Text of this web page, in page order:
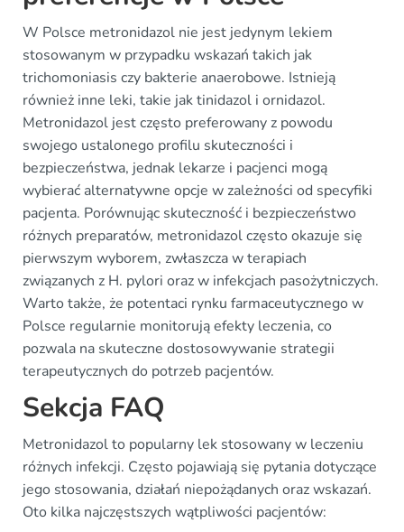
W Polsce metronidazol nie jest jedynym lekiem
stosowanym w przypadku wskazań takich jak
trichomoniasis czy bakterie anaerobowe. Istnieją
również inne leki, takie jak tinidazol i ornidazol.
Metronidazol jest często preferowany z powodu
swojego ustalonego profilu skuteczności i
bezpieczeństwa, jednak lekarze i pacjenci mogą
wybierać alternatywne opcje w zależności od specyfiki
pacjenta. Porównując skuteczność i bezpieczeństwo
różnych preparatów, metronidazol często okazuje się
pierwszym wyborem, zwłaszcza w terapiach
związanych z H. pylori oraz w infekcjach pasożytniczych.
Warto także, że potentaci rynku farmaceutycznego w
Polsce regularnie monitorują efekty leczenia, co
pozwala na skuteczne dostosowywanie strategii
terapeutycznych do potrzeb pacjentów.
Sekcja FAQ
Metronidazol to popularny lek stosowany w leczeniu
różnych infekcji. Często pojawiają się pytania dotyczące
jego stosowania, działań niepożądanych oraz wskazań.
Oto kilka najczęstszych wątpliwości pacjentów: